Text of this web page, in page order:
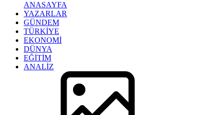
ANASAYFA
YAZARLAR
GÜNDEM
TÜRKİYE
EKONOMİ
DÜNYA
EĞİTİM
ANALİZ